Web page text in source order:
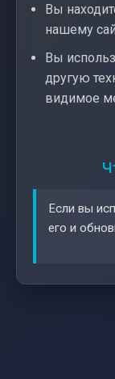
Вы
нашему
Вы
другую
видимое
Если вы
его и